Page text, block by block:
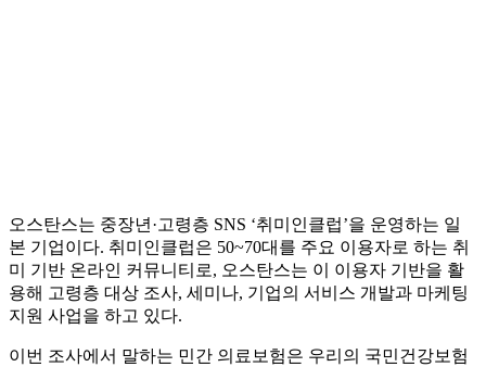
오스탄스는 중장년·고령층 SNS ‘취미인클럽’을 운영하는 일
본 기업이다. 취미인클럽은 50~70대를 주요 이용자로 하는 취
미 기반 온라인 커뮤니티로, 오스탄스는 이 이용자 기반을 활
용해 고령층 대상 조사, 세미나, 기업의 서비스 개발과 마케팅
지원 사업을 하고 있다.
이번 조사에서 말하는 민간 의료보험은 우리의 국민건강보험